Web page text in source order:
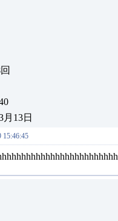
13日
15:46:45